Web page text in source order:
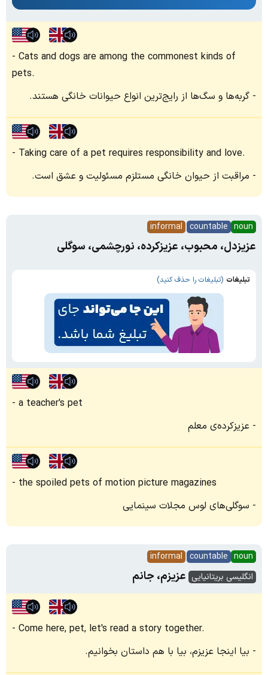
Cats and dogs are among the commonest kinds of
pets.
گربه‌ها و سگ‌ها از رایج‌ترین انواع حیوانات خانگی هستند.
Taking care of a pet requires responsibility and love.
مراقبت از حیوان خانگی مستلزم مسئولیت و عشق است.
noun
countable
informal
عزیزدل، محبوب، عزیزکرده، نورچشمی، سوگلی
تبلیغات (تبلیغات را حذف کنید)
a teacher's pet
عزیز‌کرده‌ی معلم
the spoiled pets of motion picture magazines
سوگلی‌های لوس مجلات سینمایی
noun
countable
informal
انگلیسی بریتانیایی عزیزم، جانم
Come here, pet, let's read a story together.
بیا اینجا عزیزم، بیا با هم داستان بخوانیم.